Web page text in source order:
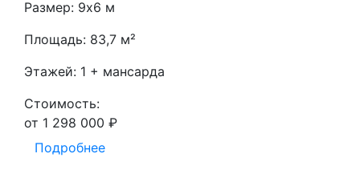
Размер: 9х6 м
Площадь: 83,7 м²
Этажей: 1 + мансарда
Стоимость:
от 1 298 000 ₽
Подробнее